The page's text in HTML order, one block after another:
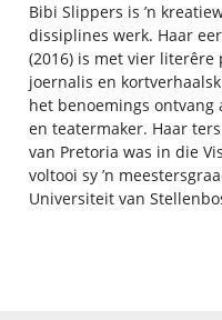
Bibi Slippers is ’n
dissiplines werk. Haar
(2016) is met vier literêre
joernalis en
het benoemings ontvang
en teatermaker. Haar
van Pretoria was in die
voltooi sy ’n
Universiteit van